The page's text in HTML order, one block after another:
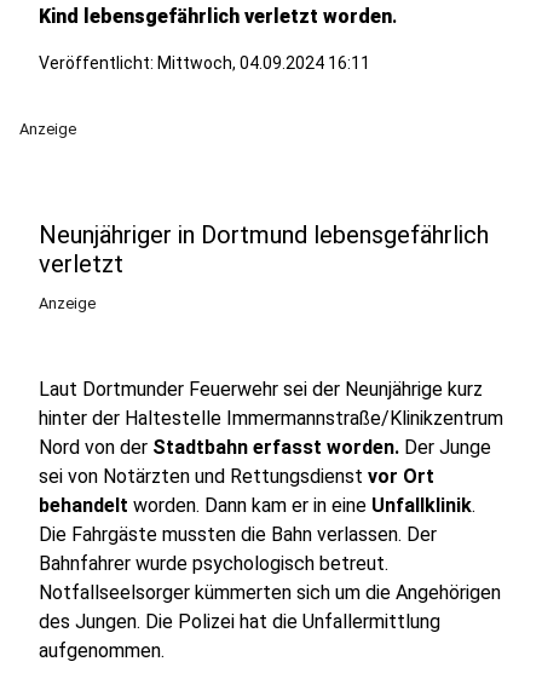
Kind lebensgefährlich verletzt worden.
Veröffentlicht: Mittwoch, 04.09.2024 16:11
Anzeige
Neunjähriger in Dortmund lebensgefährlich
verletzt
Anzeige
Laut Dortmunder Feuerwehr sei der Neunjährige kurz
hinter der Haltestelle Immermannstraße/Klinikzentrum
Nord von der Stadtbahn erfasst worden. Der Junge
sei von Notärzten und Rettungsdienst vor Ort
behandelt worden. Dann kam er in eine Unfallklinik.
Die Fahrgäste mussten die Bahn verlassen. Der
Bahnfahrer wurde psychologisch betreut.
Notfallseelsorger kümmerten sich um die Angehörigen
des Jungen. Die Polizei hat die Unfallermittlung
aufgenommen.